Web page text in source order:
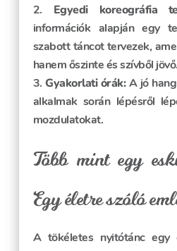
Egyedi koreográfia
információk alapján egy
szabott táncot tervezek,
hanem őszinte és szívből jövő.
Gyakorlati órák:A jó
alkalmak során lépésről
mozdulatokat.
Több mint egy
Egy életre szóló
A tökéletes nyitótánc